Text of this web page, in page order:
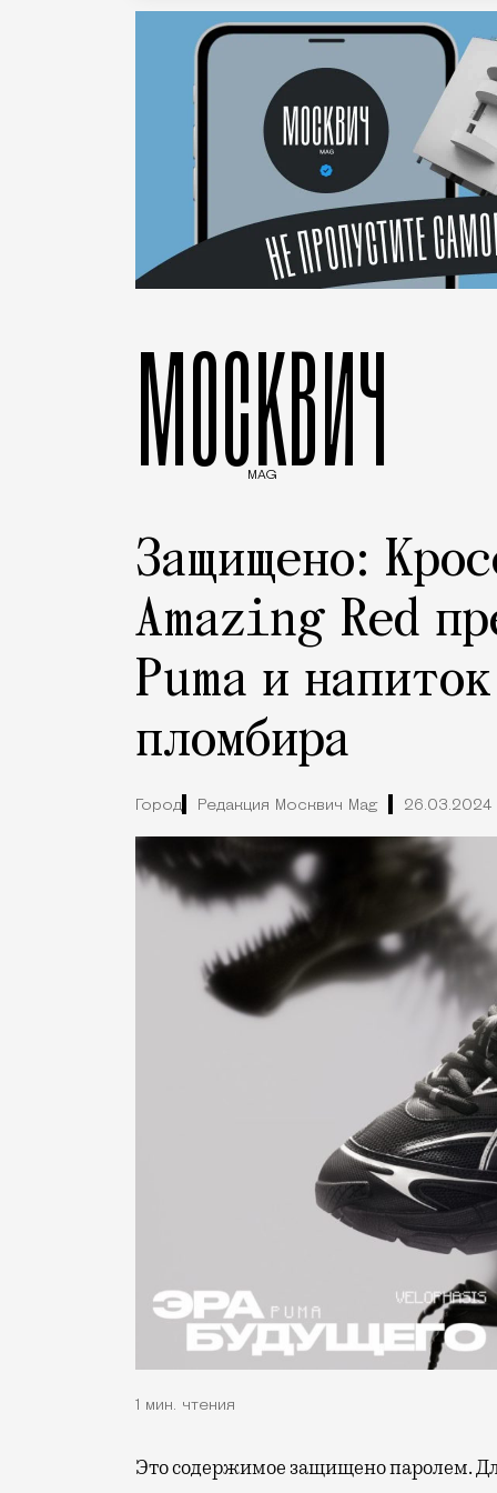
МОСКВИЧ
MAG
Защищено:
Amazing Red
Puma и
пломбира
Город Редакция Москвич Mag 26.03.2024
1 мин. чтения
Это содержимое защищено паролем.